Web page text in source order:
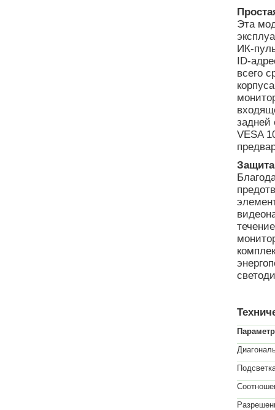
Эта
ИК-
ID-
всего
задней
VESA